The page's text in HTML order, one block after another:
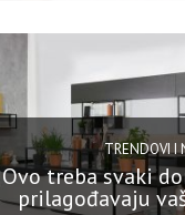
TRENDOVI I
Ovo treba svaki
prilagođavaju